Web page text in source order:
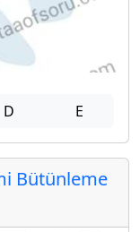
D E
Bütünleme